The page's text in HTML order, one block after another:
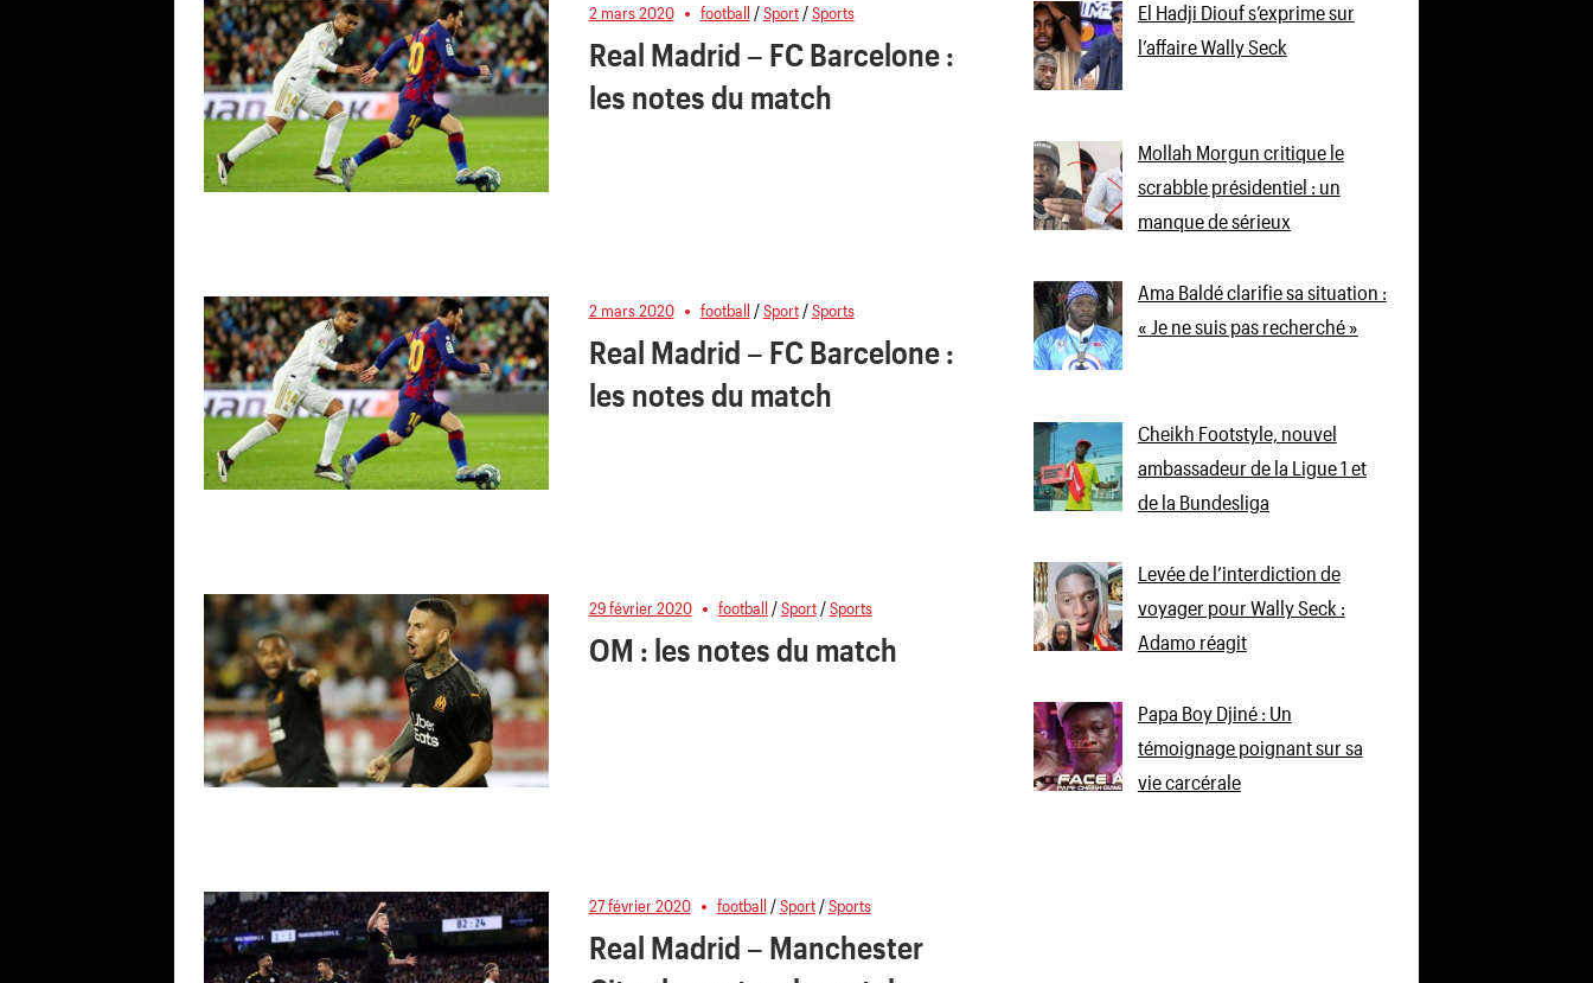
2 mars 2020 football/Sport/Sports
Real Madrid – FC Barcelone :
les notes du match
2 mars 2020 football/Sport/Sports
Real Madrid – FC Barcelone :
les notes du match
29 février 2020 football/Sport/Sports
OM : les notes du match
27 février 2020 football/Sport/Sports
Real Madrid – Manchester
El Hadji Diouf s’exprime sur
l’affaire Wally Seck
Mollah Morgun critique le
scrabble présidentiel : un
manque de sérieux
Ama Baldé clarifie sa situation :
« Je ne suis pas recherché »
Cheikh Footstyle, nouvel
ambassadeur de la Ligue 1 et
de la Bundesliga
Levée de l’interdiction de
voyager pour Wally Seck :
Adamo réagit
Papa Boy Djiné : Un
témoignage poignant sur sa
vie carcérale